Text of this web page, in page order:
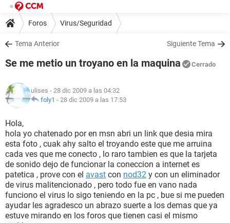
Foros Virus/Seguridad
Tema Anterior Siguiente Tema
Se me metio un troyano en la maquina Cerrado
ulises - 28 dic 2009 a las 04:32
foly1 - 28 dic 2009 a las 17:53
Hola,
hola yo chatenado por en msn abri un link que desia mira
esta foto , cuak ahy salto el troyando este que me arruina
cada ves que me conecto , lo raro tambien es que la tarjeta
de sonido dejo de funcionar la coneccion a internet es
patetica , prove con el avast con nod32 y con un eliminador
de virus malitencionado , pero todo fue en vano nada
funciono el virus lo sigo teniendo en la pc , bue si me pueden
ayudar les agradesco un abrazo suerte a los demas que ya
estuve mirando en los foros que tienen casi el mismo